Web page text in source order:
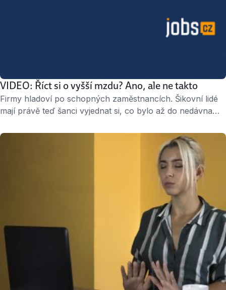
VIDEO: Říct si o vyšší mzdu? Ano, ale ne takto
Firmy hladoví po schopných zaměstnancích. Šikovní lidé
mají právě teď šanci vyjednat si, co bylo až do nedávna
a odchody z kanceláře nebo více peněz na špičkové
vzdělávání. A také vyšší mzdu. Jen si o ni neříkejte takto…
» 4 minuty « ↑ „Jana je tady teprve rok …